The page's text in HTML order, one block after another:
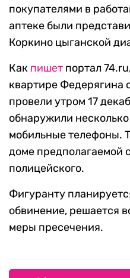
покупателями в
аптеке были
Коркино цыганской
Как пишет портал
квартире
провели утром 17
обнаружили
мобильные телефоны.
доме предполагаемой
полицейского.
Фигуранту
обвинение, решается
меры пресечения.